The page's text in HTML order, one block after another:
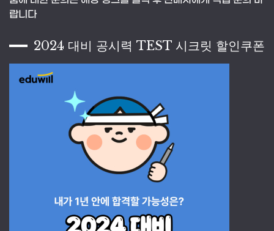
랍니다
2024 대비 공시력 TEST 시크릿 할인쿠폰